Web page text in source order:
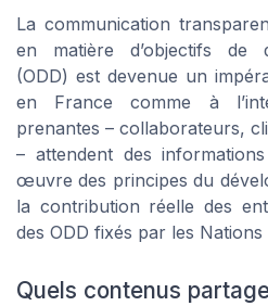
La communication
en matière d’objectifs de
(ODD) est devenue un
en France comme à
prenantes – collaborateurs,
– attendent des
œuvre des principes du
la contribution réelle des
des ODD fixés par les Nations
Quels contenus